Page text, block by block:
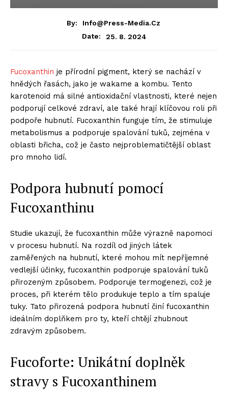
By:
Info@press-Media.cz
Date:
25. 8. 2024
Fucoxanthin je přírodní pigment, který se nachází v
hnědých řasách, jako je wakame a kombu. Tento
karotenoid má silné antioxidační vlastnosti, které nejen
podporují celkové zdraví, ale také hrají klíčovou roli při
podpoře hubnutí. Fucoxanthin funguje tím, že stimuluje
metabolismus a podporuje spalování tuků, zejména v
oblasti břicha, což je často nejproblematičtější oblast
pro mnoho lidí.
Podpora hubnutí pomocí
Fucoxanthinu
Studie ukazují, že fucoxanthin může výrazně napomoci
v procesu hubnutí. Na rozdíl od jiných látek
zaměřených na hubnutí, které mohou mít nepříjemné
vedlejší účinky, fucoxanthin podporuje spalování tuků
přirozeným způsobem. Podporuje termogenezi, což je
proces, při kterém tělo produkuje teplo a tím spaluje
tuky. Tato přirozená podpora hubnutí činí fucoxanthin
ideálním doplňkem pro ty, kteří chtějí zhubnout
zdravým způsobem.
Fucoforte: Unikátní doplněk
stravy s Fucoxanthinem